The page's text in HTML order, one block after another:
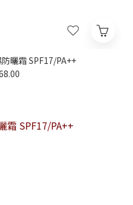
曬霜 SPF17/PA++